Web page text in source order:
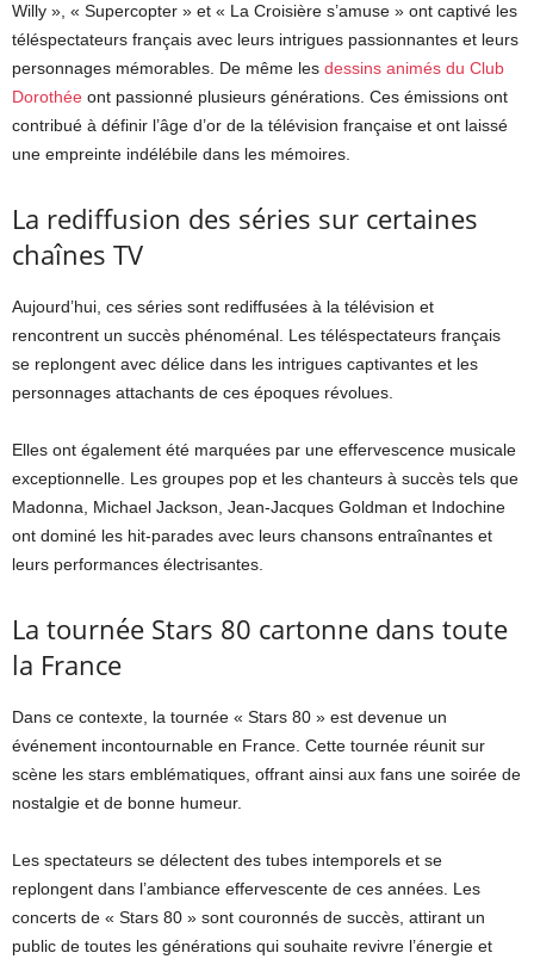
Willy », « Supercopter » et « La Croisière s’amuse » ont captivé les
téléspectateurs français avec leurs intrigues passionnantes et leurs
personnages mémorables. De même les dessins animés du Club
Dorothée ont passionné plusieurs générations. Ces émissions ont
contribué à définir l’âge d’or de la télévision française et ont laissé
une empreinte indélébile dans les mémoires.
La rediffusion des séries sur certaines
chaînes TV
Aujourd’hui, ces séries sont rediffusées à la télévision et
rencontrent un succès phénoménal. Les téléspectateurs français
se replongent avec délice dans les intrigues captivantes et les
personnages attachants de ces époques révolues.
Elles ont également été marquées par une effervescence musicale
exceptionnelle. Les groupes pop et les chanteurs à succès tels que
Madonna, Michael Jackson, Jean-Jacques Goldman et Indochine
ont dominé les hit-parades avec leurs chansons entraînantes et
leurs performances électrisantes.
La tournée Stars 80 cartonne dans toute
la France
Dans ce contexte, la tournée « Stars 80 » est devenue un
événement incontournable en France. Cette tournée réunit sur
scène les stars emblématiques, offrant ainsi aux fans une soirée de
nostalgie et de bonne humeur.
Les spectateurs se délectent des tubes intemporels et se
replongent dans l’ambiance effervescente de ces années. Les
concerts de « Stars 80 » sont couronnés de succès, attirant un
public de toutes les générations qui souhaite revivre l’énergie et